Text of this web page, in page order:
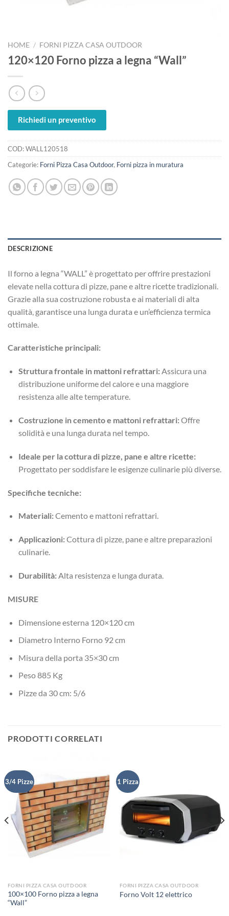
HOME / FORNI PIZZA CASA OUTDOOR
120×120 Forno pizza a legna “Wall”
Richiedi un preventivo
COD:WALL120518
Categorie: Forni Pizza Casa Outdoor, Forni pizza in muratura
DESCRIZIONE
Il forno a legna “WALL” è progettato per offrire prestazioni
elevate nella cottura di pizze, pane e altre ricette tradizionali.
Grazie alla sua costruzione robusta e ai materiali di alta
qualità, garantisce una lunga durata e un’efficienza termica
ottimale.
Caratteristiche principali:
Struttura frontale in mattoni refrattari:Assicura una
distribuzione uniforme del calore e una maggiore
resistenza alle alte temperature.
Costruzione in cemento e mattoni refrattari:Offre
solidità e una lunga durata nel tempo.
Ideale per la cottura di pizze, pane e altre ricette:
Progettato per soddisfare le esigenze culinarie più diverse.
Specifiche tecniche:
Materiali:Cemento e mattoni refrattari.
Applicazioni:Cottura di pizze, pane e altre preparazioni
culinarie.
Durabilità:Alta resistenza e lunga durata.
MISURE
Dimensione esterna 120×120 cm
Diametro Interno Forno 92 cm
Misura della porta 35×30 cm
Peso 885 Kg
Pizze da 30 cm: 5/6
PRODOTTI CORRELATI
3/4 Pizze
FORNI PIZZA CASA OUTDOOR
100×100 Forno pizza a legna
“Wall”
1 Pizza
FORNI PIZZA CASA OUTDOOR
Forno Volt 12 elettrico